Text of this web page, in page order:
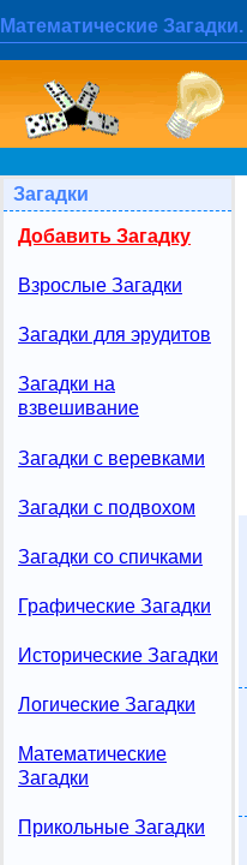
Математические Загадки.
Загадки
Добавить Загадку
Взрослые Загадки
Загадки для эрудитов
Загадки на
взвешивание
Загадки с веревками
Загадки с подвохом
Загадки со спичками
Графические Загадки
Исторические Загадки
Логические Загадки
Математические
Загадки
Прикольные Загадки